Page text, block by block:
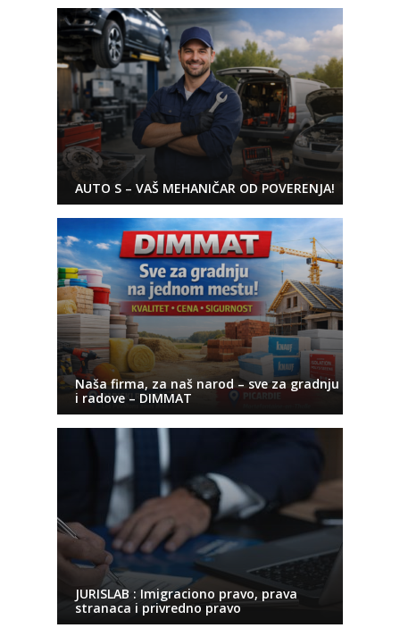
AUTO S – VAŠ MEHANIČAR OD POVERENJA!
Naša firma, za naš narod – sve za gradnju
i radove – DIMMAT
JURISLAB : Imigraciono pravo, prava
stranaca i privredno pravo